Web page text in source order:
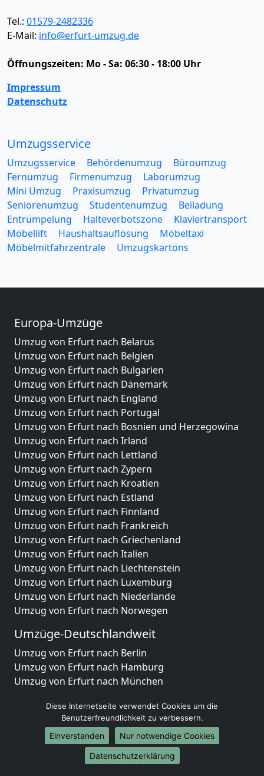
Tel.: 01579-2482336
E-Mail: info@erfurt-umzug.de
Öffnungszeiten: Mo - Sa: 06:30 - 18:00 Uhr
Impressum
Datenschutz
Umzugsservice
Umzugsservice Behördenumzug
Büroumzug
Fernumzug
Firmenumzug
Laborumzug
Mini Umzug
Praxisumzug
Privatumzug
Seniorenumzug
Studentenumzug
Beiladung
Entrümpelung
Halteverbotszone
Klaviertransport
Möbellift
Haushaltsauflösung
Möbeltaxi
Möbelmitfahrzentrale
Umzugskartons
Europa-Umzüge
Umzug von Erfurt nach Belarus
Umzug von Erfurt nach Belgien
Umzug von Erfurt nach Bulgarien
Umzug von Erfurt nach Dänemark
Umzug von Erfurt nach England
Umzug von Erfurt nach Portugal
Umzug von Erfurt nach Bosnien und Herzegowina
Umzug von Erfurt nach Irland
Umzug von Erfurt nach Lettland
Umzug von Erfurt nach Zypern
Umzug von Erfurt nach Kroatien
Umzug von Erfurt nach Estland
Umzug von Erfurt nach Finnland
Umzug von Erfurt nach Frankreich
Umzug von Erfurt nach Griechenland
Umzug von Erfurt nach Italien
Umzug von Erfurt nach Liechtenstein
Umzug von Erfurt nach Luxemburg
Umzug von Erfurt nach Niederlande
Umzug von Erfurt nach Norwegen
Umzüge-Deutschlandweit
Umzug von Erfurt nach Berlin
Umzug von Erfurt nach Hamburg
Umzug von Erfurt nach München
Umzug von Erfurt nach Frankfurt am Main
Umzug von Erfurt nach Stuttgart
Umzug von Erfurt nach Düsseldorf
Umzug von Erfurt nach Leipzig
Umzug von Erfurt nach Dortmund
Diese Internetseite verwendet Cookies um die
Benutzerfreundlichkeit zu verbessern.
Einverstanden
Nur notwendige Cookies
Datenschutzerklärung